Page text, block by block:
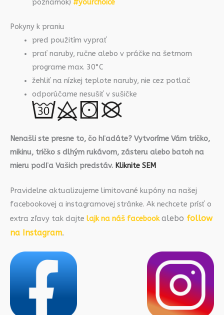
poznámok) #yourchoice
Pokyny k praniu
pred použitím vyprať
prať naruby, ručne alebo v práčke na šetrnom
programe max. 30°C
žehliť na nízkej teplote naruby, nie cez potlač
odporúčame nesušiť v sušičke
Nenašli ste presne to, čo hľadáte? Vytvoríme Vám tričko,
mikinu, tričko s dlhým rukávom, zásteru alebo batoh na
mieru podľa Vašich predstáv. Kliknite SEM
Pravidelne aktualizujeme limitované kupóny na našej
facebookovej a instagramovej stránke. Ak nechcete prísť o
extra zľavy tak dajte lajk na náš facebookalebo follow
na Instagram.